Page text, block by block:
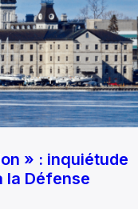
» : inquiétude
la Défense